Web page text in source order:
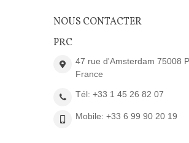
NOUS CONTACTER
PRC
47 rue d'Amsterdam 75008
France
Tél: +33 1 45 26 82 07
Mobile: +33 6 99 90 20 19